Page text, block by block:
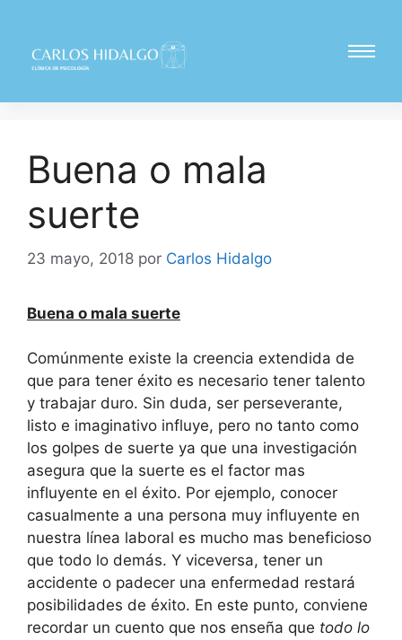
Buena o mala
suerte
23 mayo, 2018 por Carlos Hidalgo
Buena o mala suerte
Comúnmente existe la creencia extendida de
que para tener éxito es necesario tener talento
y trabajar duro. Sin duda, ser perseverante,
listo e imaginativo influye, pero no tanto como
los golpes de suerte ya que una investigación
asegura que la suerte es el factor mas
influyente en el éxito. Por ejemplo, conocer
casualmente a una persona muy influyente en
nuestra línea laboral es mucho mas beneficioso
que todo lo demás. Y viceversa, tener un
accidente o padecer una enfermedad restará
posibilidades de éxito. En este punto, conviene
recordar un cuento que nos enseña que todo lo